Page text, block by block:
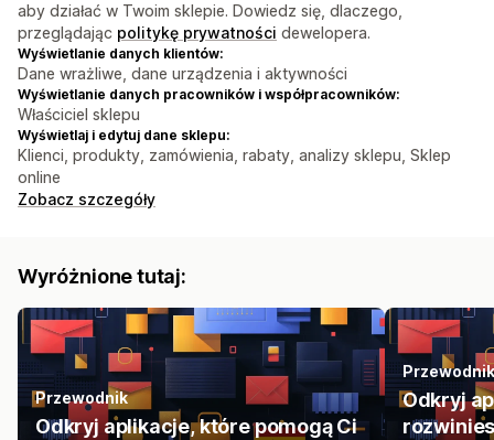
aby działać w Twoim sklepie. Dowiedz się, dlaczego,
przeglądając politykę prywatności dewelopera.
Wyświetlanie danych klientów:
Dane wrażliwe, dane urządzenia i aktywności
Wyświetlanie danych pracowników i współpracowników:
Właściciel sklepu
Wyświetlaj i edytuj dane sklepu:
Klienci, produkty, zamówienia, rabaty, analizy sklepu, Sklep
online
Zobacz szczegóły
Wyróżnione tutaj:
Przewodnik
Odkryj aplikacje, które pomogą Ci
Przewodnik
Odkryj